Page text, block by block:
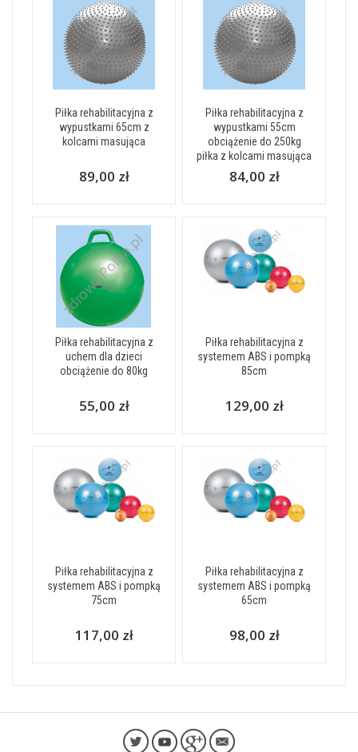
Piłka rehabilitacyjna z
wypustkami 65cm z
kolcami masująca
89,00 zł
Piłka rehabilitacyjna z
wypustkami 55cm
obciążenie do 250kg
piłka z kolcami masująca
84,00 zł
Piłka rehabilitacyjna z
uchem dla dzieci
obciążenie do 80kg
55,00 zł
Piłka rehabilitacyjna z
systemem ABS i pompką
85cm
129,00 zł
Piłka rehabilitacyjna z
systemem ABS i pompką
75cm
117,00 zł
Piłka rehabilitacyjna z
systemem ABS i pompką
65cm
98,00 zł